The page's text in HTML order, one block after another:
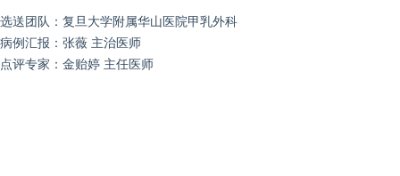
选送团队：复旦大学附属华山医院甲乳外科
病例汇报：张薇 主治医师
点评专家：金贻婷 主任医师